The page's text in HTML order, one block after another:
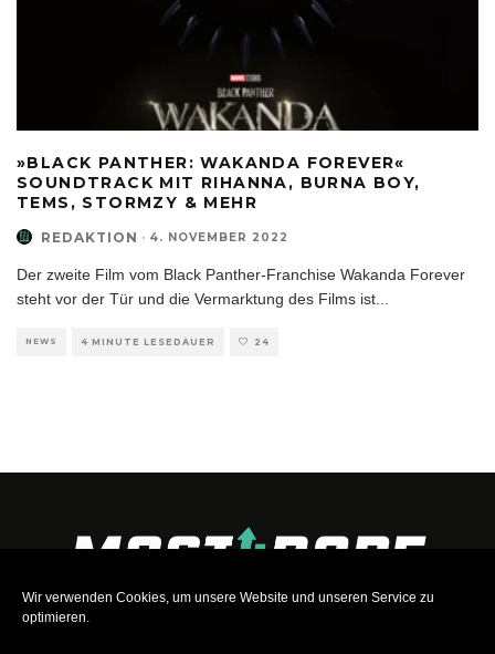
Wir verwenden Cookies, um unsere Website und unseren Service zu
optimieren.
»BLACK PANTHER: WAKANDA FOREVER«
SOUNDTRACK MIT RIHANNA, BURNA BOY,
TEMS, STORMZY & MEHR
REDAKTION · 4. NOVEMBER 2022
Der zweite Film vom Black Panther-Franchise Wakanda Forever
steht vor der Tür und die Vermarktung des Films ist
NEWS 4 MINUTE LESEDAUER 24